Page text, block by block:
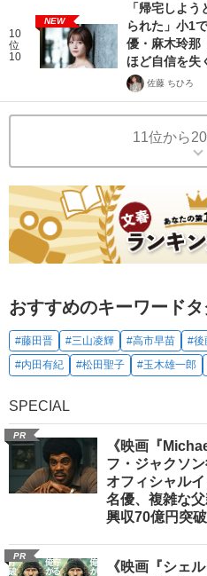
10
位
10
NEW
「帰宅しよ
られた」小1
優・麻木玲那
ほど自信を失
佐藤 ちひろ
11位から
おすすめのキーワード
#藤田晋 #三山凌輝 #高市早苗 #後
#内田有紀
#松田聖子 #玉木雄一郎
SPECIAL
PR
《映画『
フ・ジャクソ
オフィシャル
名優、複雑な
興収70億円突破
PR
《映画『シェ